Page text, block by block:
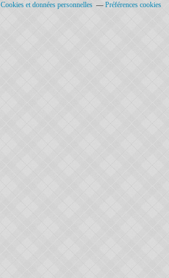
Cookies et données personnelles Préférences cookies